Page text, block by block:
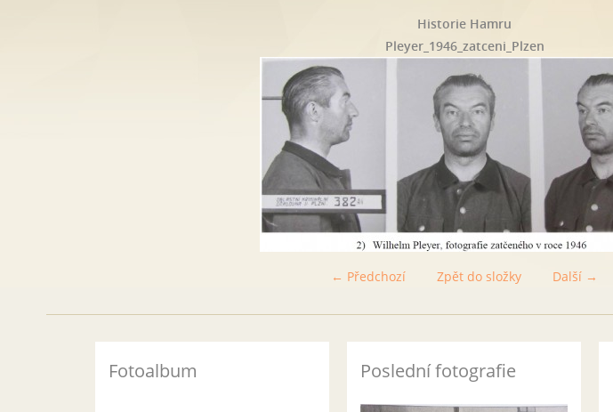
Historie Hamru
Pleyer_1946_zatceni_Plzen
← Předchozí Další →
Zpět do složky
Fotoalbum Poslední fotografie